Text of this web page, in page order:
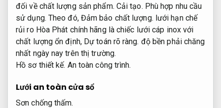
đối về chất lượng sản phẩm. Cải tạo. Phù hợp nhu cầu
sử dụng. Theo đó, Đảm bảo chất lượng. lưới hạn chế
rủi ro Hòa Phát chính hãng là chiếc lưới cáp inox với
chất lượng ổn định, Dự toán rõ ràng. độ bền phải chăng
nhất ngày nay trên thị trường.
Hồ sơ thiết kế. An toàn công trình.
Lưới an toàn cửa sổ
Sơn chống thấm.